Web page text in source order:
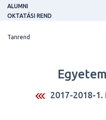
ALUMNI
OKTATÁSI REND
Tanrend
2017-2018-1.